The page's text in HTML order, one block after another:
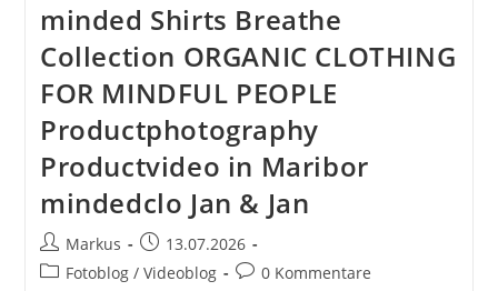
minded Shirts Breathe
Collection ORGANIC CLOTHING
FOR MINDFUL PEOPLE
Productphotography
Productvideo in Maribor
mindedclo Jan & Jan
Beitrags-
Autor:
Markus
Beitrag
veröffentlicht:
13.07.2026
Beitrags-
Fotoblog / Videoblog
Beitrags-
0 Kommentare